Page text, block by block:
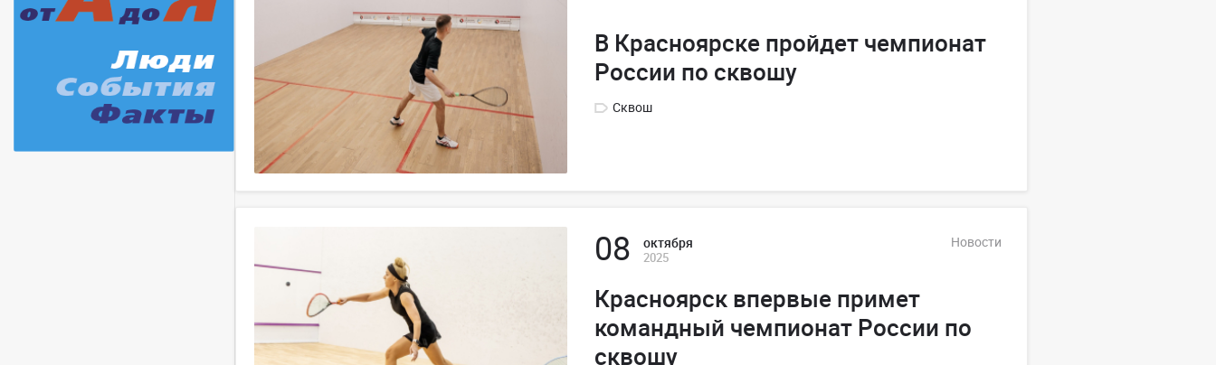
В Красноярске пройдет чемпионат
России по сквошу
Сквош
08 октября
2025
Новости
Красноярск впервые примет
командный чемпионат России по
сквошу